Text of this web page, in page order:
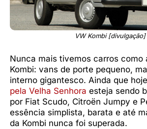
VW Kombi [divulgação]
Nunca mais tivemos carros como
Kombi: vans de porte pequeno,
interno gigantesco. Ainda que
pela Velha Senhora esteja sendo
por Fiat Scudo, Citroën Jumpy e
essência simplista, barata e até
da Kombi nunca foi superada.